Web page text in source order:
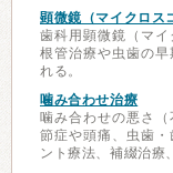
顕微鏡（マイクロス
歯科用顕微鏡（マイ
根管治療や虫歯の
れる。
噛み合わせ治療
噛み合わせの悪さ
節症や頭痛、虫歯
ント療法、補綴治療